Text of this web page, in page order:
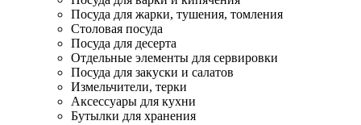
Посуда для жарки, тушения, томления
Столовая посуда
Посуда для десерта
Отдельные элементы для сервировки
Посуда для закуски и салатов
Измельчители, терки
Аксессуары для кухни
Бутылки для хранения